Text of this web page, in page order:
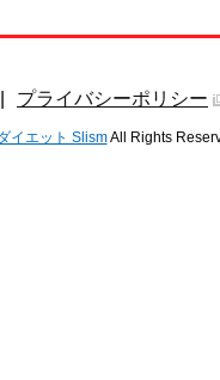
プライバシーポリシー
イエット SlismAll Rights